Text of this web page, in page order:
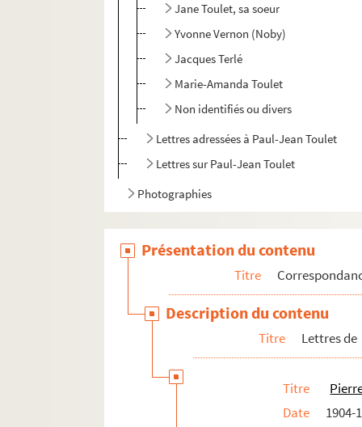
Jane Toulet, sa soeur
Yvonne Vernon (Noby)
Jacques Terlé
Marie-Amanda Toulet
Non identifiés ou divers
Lettres adressées à Paul-Jean Toulet
Lettres sur Paul-Jean Toulet
Photographies
Présentation du contenu
Titre
Description du contenu
Titre Lettres de
Titre
Date
1904-